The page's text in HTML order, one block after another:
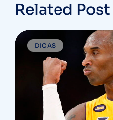
Related Post
DICAS